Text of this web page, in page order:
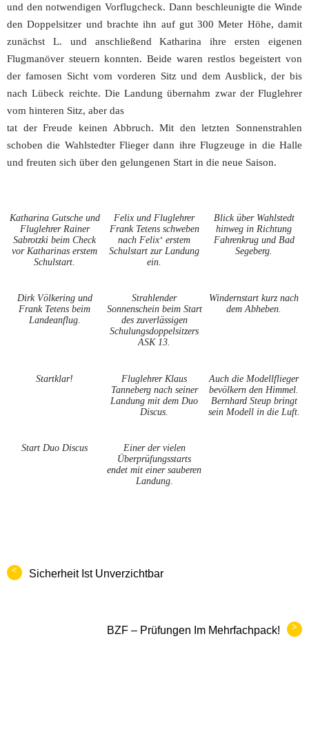
und den notwendigen Vorflugcheck. Dann beschleunigte die Winde
den Doppelsitzer und brachte ihn auf gut 300 Meter Höhe, damit
zunächst L. und anschließend Katharina ihre ersten eigenen
Flugmanöver steuern konnten. Beide waren restlos begeistert von
der famosen Sicht vom vorderen Sitz und dem Ausblick, der bis
nach Lübeck reichte. Die Landung übernahm zwar der Fluglehrer
vom hinteren Sitz, aber das
tat der Freude keinen Abbruch. Mit den letzten Sonnenstrahlen
schoben die Wahlstedter Flieger dann ihre Flugzeuge in die Halle
und freuten sich über den gelungenen Start in die neue Saison.
Katharina Gutsche und
Fluglehrer Rainer
Sabrotzki beim Check
vor Katharinas erstem
Schulstart.
Felix und Fluglehrer
Frank Tetens schweben
nach Felix‘ erstem
Schulstart zur Landung
ein.
Blick über Wahlstedt
hinweg in Richtung
Fahrenkrug und Bad
Segeberg.
Dirk Völkering und
Frank Tetens beim
Landeanflug.
Strahlender
Sonnenschein beim Start
des zuverlässigen
Schulungsdoppelsitzers
ASK 13.
Windernstart kurz nach
dem Abheben.
Startklar!
Fluglehrer Klaus
Tanneberg nach seiner
Landung mit dem Duo
Discus.
Auch die Modellflieger
bevölkern den Himmel.
Bernhard Steup bringt
sein Modell in die Luft.
Start Duo Discus
Einer der vielen
Überprüfungsstarts
endet mit einer sauberen
Landung.
< Sicherheit Ist Unverzichtbar
>
BZF – Prüfungen Im Mehrfachpack!